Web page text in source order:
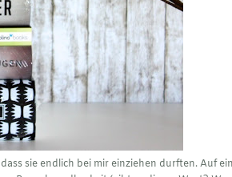
sie endlich bei mir einziehen durften. Auf